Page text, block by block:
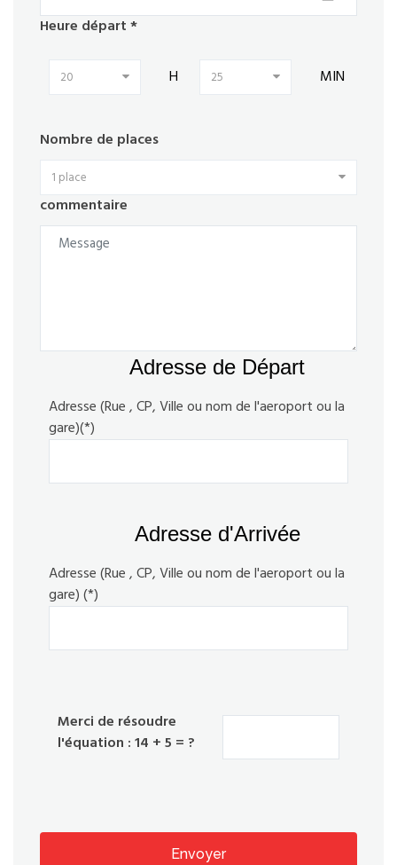
Heure départ *
20 H 25 MIN
Nombre de places
1 place
commentaire
Adresse de Départ
Adresse (Rue , CP, Ville ou nom de l'aeroport ou la
gare)(*)
Adresse d'Arrivée
Adresse (Rue , CP, Ville ou nom de l'aeroport ou la
gare) (*)
Merci de résoudre
l'équation : 14 + 5 = ?
Envoyer